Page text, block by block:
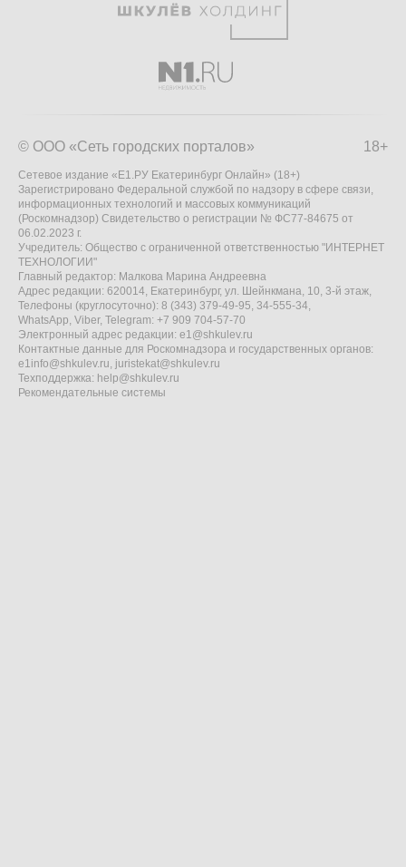
18+
© ООО «Сеть городских порталов»
Сетевое издание «Е1.РУ Екатеринбург Онлайн» (18+)
Зарегистрировано Федеральной службой по надзору в сфере связи,
информационных технологий и массовых коммуникаций
(Роскомнадзор) Свидетельство о регистрации № ФС77-84675 от
06.02.2023 г.
Учредитель: Общество с ограниченной ответственностью "ИНТЕРНЕТ
ТЕХНОЛОГИИ"
Главный редактор: Малкова Марина Андреевна
Адрес редакции: 620014, Екатеринбург, ул. Шейнкмана, 10, 3-й этаж,
Телефоны (круглосуточно): 8 (343) 379-49-95, 34-555-34,
WhatsApp, Viber, Telegram: +7 909 704-57-70
Электронный адрес редакции: e1@shkulev.ru
Контактные данные для Роскомнадзора и государственных органов:
e1info@shkulev.ru, juristekat@shkulev.ru
Техподдержка: help@shkulev.ru
Рекомендательные системы